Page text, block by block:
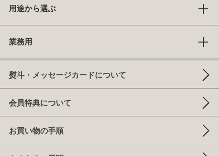
用途から選ぶ
業務用
熨斗・メッセージカードについて
会員特典について
お買い物の手順